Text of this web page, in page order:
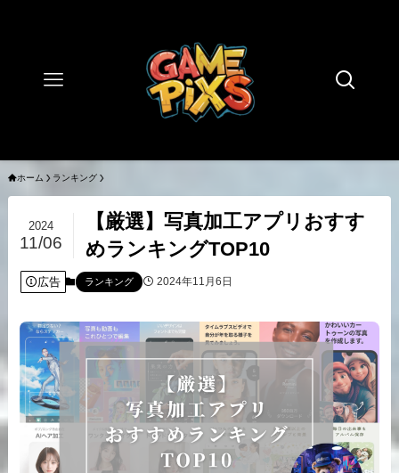
ホーム ランキング
【厳選】写真加工アプリおすす
めランキングTOP10
2024
11/06
広告 ランキング 2024年11月6日